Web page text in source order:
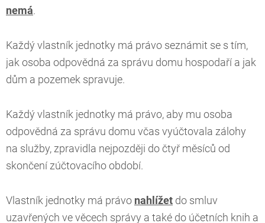
nemá.
Každý vlastník jednotky má právo seznámit se s tím,
jak osoba odpovědná za správu domu hospodaří a jak
dům a pozemek spravuje.
Každý vlastník jednotky má právo, aby mu osoba
odpovědná za správu domu včas vyúčtovala zálohy
na služby, zpravidla nejpozději do čtyř měsíců od
skončení zúčtovacího období.
Vlastník jednotky má právo nahlížet do smluv
uzavřených ve věcech správy a také do účetních knih a